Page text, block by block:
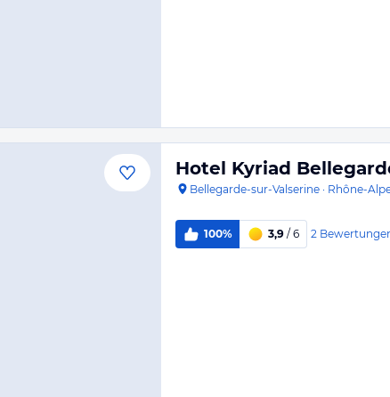
Hotel Kyriad
Bellegarde-sur-Valserine · Rhône-
100% 3,9 / 6 2